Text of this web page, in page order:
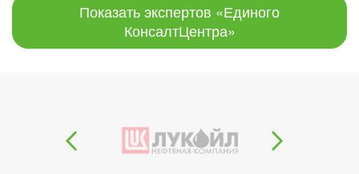
Показать экспертов «Единого
КонсалтЦентра»